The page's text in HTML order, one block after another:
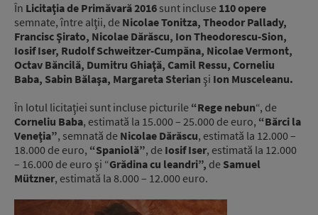
În Licitaţia de Primăvară 2016 sunt incluse 110 opere
semnate, între alţii, de Nicolae Tonitza, Theodor Pallady,
Francisc Şirato, Nicolae Dărăscu, Ion Theodorescu-Sion,
Iosif Iser, Rudolf Schweitzer-Cumpăna, Nicolae Vermont,
Octav Băncilă, Dumitru Ghiaţă, Camil Ressu, Corneliu
Baba, Sabin Bălaşa, Margareta Sterian şi Ion Musceleanu.
În lotul licitaţiei sunt incluse picturile “Rege nebun“, de
Corneliu Baba, estimată la 15.000 – 25.000 de euro, “Bărci la
Veneţia”, semnată de Nicolae Dărăscu, estimată la 12.000 –
18.000 de euro, “Spaniolă”, de Iosif Iser, estimată la 12.000
– 16.000 de euro şi “Grădina cu leandri”, de Samuel
Mützner, estimată la 8.000 – 12.000 euro.